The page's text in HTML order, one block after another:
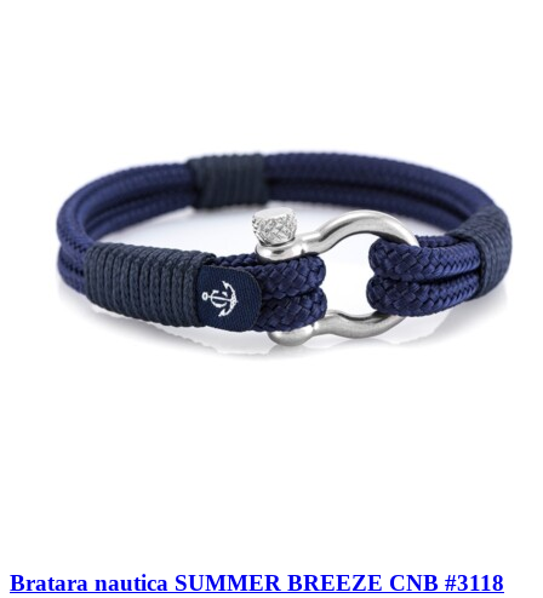
Bratara nautica SUMMER BREEZE CNB #3118